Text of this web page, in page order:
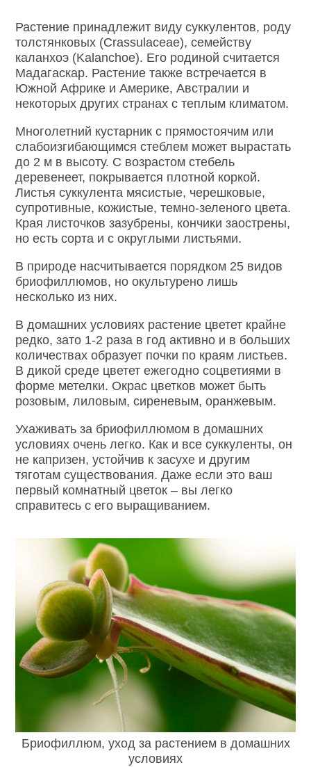
Растение принадлежит виду суккулентов, роду
толстянковых (Crassulaceae), семейству
каланхоэ (Kalanchoe). Его родиной считается
Мадагаскар. Растение также встречается в
Южной Африке и Америке, Австралии и
некоторых других странах с теплым климатом.
Многолетний кустарник с прямостоячим или
слабоизгибающимся стеблем может вырастать
до 2 м в высоту. С возрастом стебель
деревенеет, покрывается плотной коркой.
Листья суккулента мясистые, черешковые,
супротивные, кожистые, темно-зеленого цвета.
Края листочков зазубрены, кончики заострены,
но есть сорта и с округлыми листьями.
В природе насчитывается порядком 25 видов
бриофиллюмов, но окультурено лишь
несколько из них.
В домашних условиях растение цветет крайне
редко, зато 1-2 раза в год активно и в больших
количествах образует почки по краям листьев.
В дикой среде цветет ежегодно соцветиями в
форме метелки. Окрас цветков может быть
розовым, лиловым, сиреневым, оранжевым.
Ухаживать за бриофиллюмом в домашних
условиях очень легко. Как и все суккуленты, он
не капризен, устойчив к засухе и другим
тяготам существования. Даже если это ваш
первый комнатный цветок – вы легко
справитесь с его выращиванием.
Бриофиллюм, уход за растением в домашних
условиях